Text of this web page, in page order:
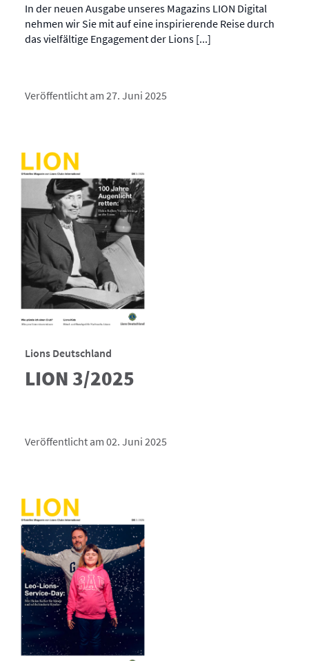
In der neuen Ausgabe unseres Magazins LION Digital
nehmen wir Sie mit auf eine inspirierende Reise durch
das vielfältige Engagement der Lions [...]
Veröffentlicht am 27. Juni 2025
Lions Deutschland
LION 3/2025
Veröffentlicht am 02. Juni 2025